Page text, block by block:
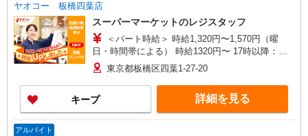
ヤオコー 板橋四葉店
スーパーマーケットのレジスタッフ
＜パート時給＞ 時給1,320円〜1,570円（曜
日・時間帯による） 時給1320円〜 17時以降：時
給1470円〜 ★土曜＋100円 ★日・祝＋100円 ※ア
ルバイトさんの時給や募集内容はお問い合わせく
ださい
東京都板橋区四葉1-27-20
キープ 詳細を見る
アルバイト